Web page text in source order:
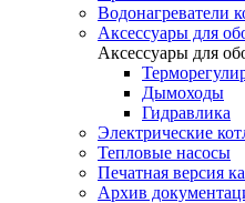
Водонагреватели
Аксессуары для
Аксессуары для
Дымоходы
Гидравлика
Электрические
Тепловые насосы
Печатная версия
Архив